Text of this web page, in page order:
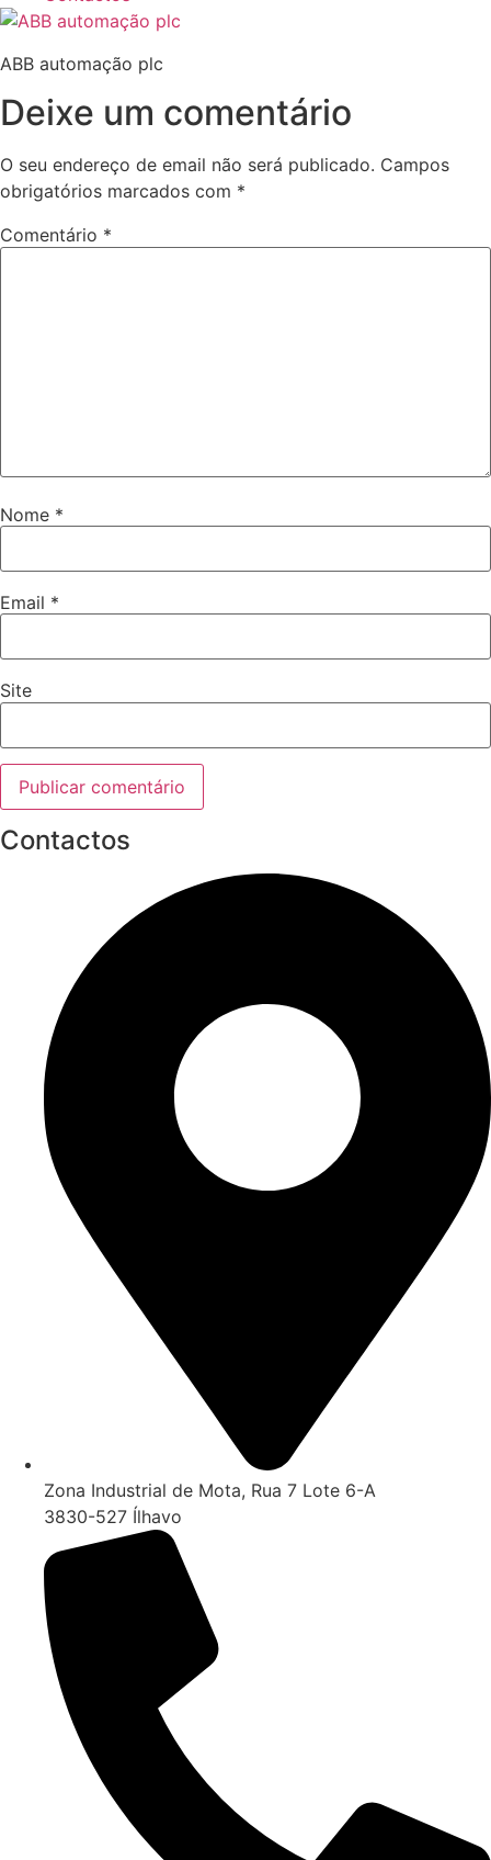
ABB automação plc
Deixe um comentário
O seu endereço de email não será publicado. Campos
obrigatórios marcados com *
Comentário *
Nome *
Email *
Site
Contactos
Zona Industrial de Mota, Rua 7 Lote 6-A
3830-527 Ílhavo